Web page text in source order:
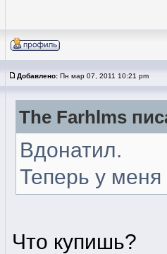
Добавлено: Пн мар 07, 2011 10:21 pm
The Farhlms
Вдонатил.
Теперь у меня
Что купишь?